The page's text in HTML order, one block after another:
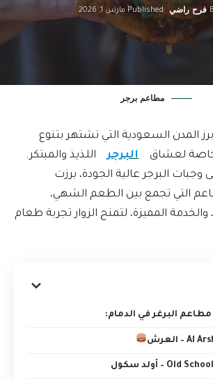
فرح راضي Published مارس 1, 2026
مطاعم برجر
المدن السعودية التي تشتهر بتنوع
لعشاق
البرجر
اللذيذ والمبتكر.
وجبات البرجر عالية الجودة، برزت
التي تجمع بين الطعم الشهي،
المميزة، لتمنح الزوار تجربة طعام
البرغر في الدمام: